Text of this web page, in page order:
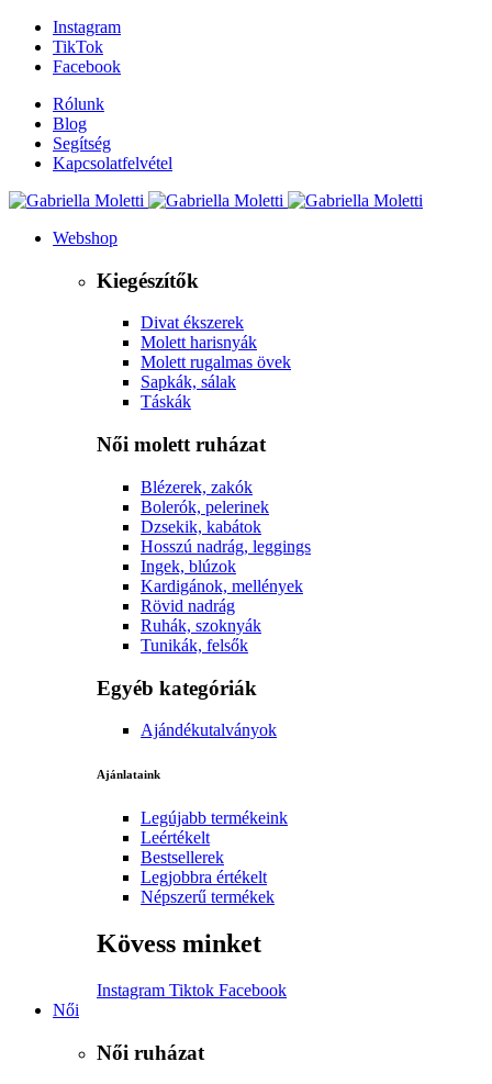
Instagram
TikTok
Facebook
Rólunk
Blog
Segítség
Kapcsolatfelvétel
Webshop
Kiegészítők
Divat ékszerek
Molett harisnyák
Molett rugalmas övek
Sapkák, sálak
Táskák
Női molett ruházat
Blézerek, zakók
Bolerók, pelerinek
Dzsekik, kabátok
Hosszú nadrág, leggings
Ingek, blúzok
Kardigánok, mellények
Rövid nadrág
Ruhák, szoknyák
Tunikák, felsők
Egyéb kategóriák
Ajándékutalványok
Ajánlataink
Legújabb termékeink
Leértékelt
Bestsellerek
Legjobbra értékelt
Népszerű termékek
Kövess minket
Instagram Tiktok Facebook
Női
Női ruházat